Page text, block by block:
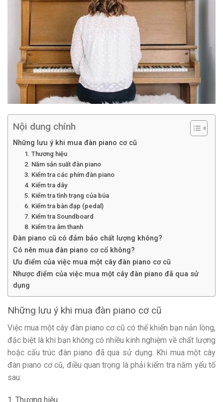
Nội dung chính
Những lưu ý khi mua đàn piano cơ cũ
1. Thương hiệu
2. Năm sản suất đàn piano
3. Kiểm tra các phím đàn piano
4. Kiểm tra dây
5. Kiểm tra tình trạng của búa
6. Kiểm tra bàn đạp (pedal)
7. Kiểm tra Soundboard
8. Kiểm tra âm thanh
Đàn piano cũ có đảm bảo chất lượng không?
Có nên mua đàn piano cơ cổ không?
Ưu điểm của việc mua một cây đàn piano cơ cũ
Nhược điểm của việc mua một cây đàn piano đã qua sử
dụng
Những lưu ý khi mua đàn piano cơ cũ
Việc mua một cây đàn piano cơ cũ có thể khiến bạn nản lòng,
đặc biệt là khi bạn không có nhiều kinh nghiệm về chất lượng
hoặc cấu trúc đàn piano đã qua sử dụng. Khi mua một cây
đàn piano cơ cũ, điều quan trọng là phải kiểm tra năm yếu tố
sau:
1. Thương hiệu